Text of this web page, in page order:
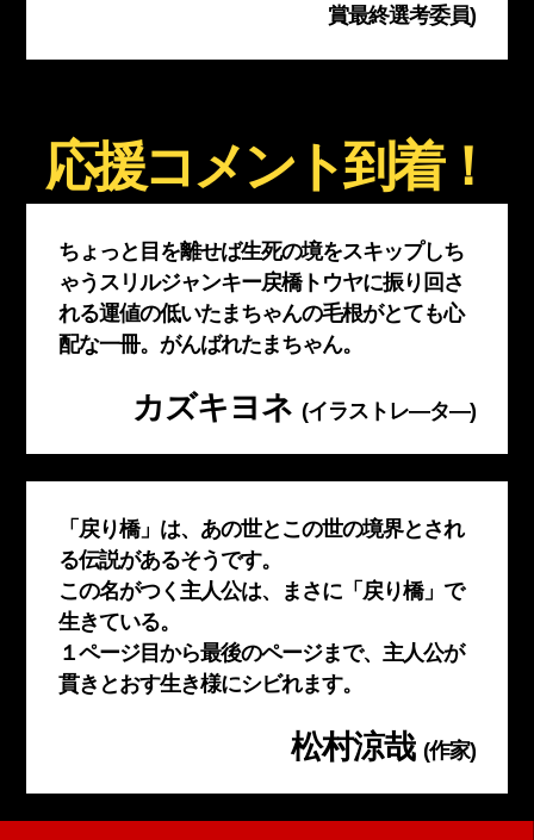
賞最終選考委員)
応援コメント到着！
ちょっと目を離せば生死の境をスキップしち
ゃうスリルジャンキー戻橋トウヤに振り回さ
れる運値の低いたまちゃんの毛根がとても心
配な一冊。がんばれたまちゃん。
カズキヨネ (イラストレ―タ―)
「戻り橋」は、あの世とこの世の境界とされ
る伝説があるそうです。
この名がつく主人公は、まさに「戻り橋」で
生きている。
１ページ目から最後のページまで、主人公が
貫きとおす生き様にシビれます。
松村涼哉 (作家)